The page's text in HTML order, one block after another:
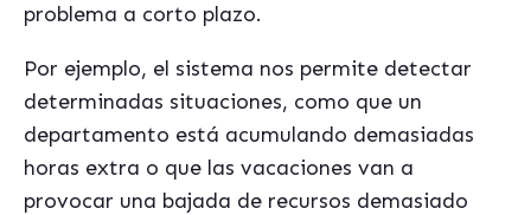
problema a corto plazo.
Por ejemplo, el sistema nos permite detectar
determinadas situaciones, como que un
departamento está acumulando demasiadas
horas extra o que las vacaciones van a
provocar una bajada de recursos demasiado